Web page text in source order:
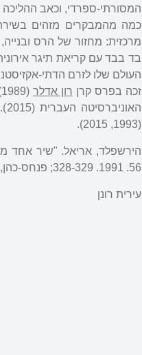
המסורתי-ספרדי, וכאב ההליכה
כמה מהמבקרים מזהים
מרכזית: מחזור של הרס
בד בבד עם קריאת תיגר
העולם שלו לזרם הדתי-
זכה בפרס קרן רון אדלר (1989), בפרס ע״ש המשוררת
(1993, 2015).
56. 1991. 328-329; פנחס-כהן, חוה. "לכמה אנשים, באמת, קרועה הנפש". "מאזניים" ס"ה (6). 1991. 27-29.
עירית רונן